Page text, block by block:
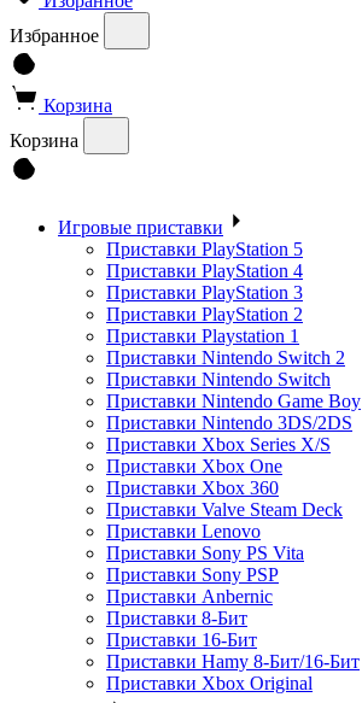
Избранное
Корзина
Корзина
Игровые приставки
Приставки PlayStation 5
Приставки PlayStation 4
Приставки PlayStation 3
Приставки PlayStation 2
Приставки Playstation 1
Приставки Nintendo Switch 2
Приставки Nintendo Switch
Приставки Nintendo Game Boy
Приставки Nintendo 3DS/2DS
Приставки Xbox Series X/S
Приставки Xbox One
Приставки Xbox 360
Приставки Valve Steam Deck
Приставки Lenovo
Приставки Sony PS Vita
Приставки Sony PSP
Приставки Anbernic
Приставки 8-Бит
Приставки 16-Бит
Приставки Hamy 8-Бит/16-Бит
Приставки Xbox Original